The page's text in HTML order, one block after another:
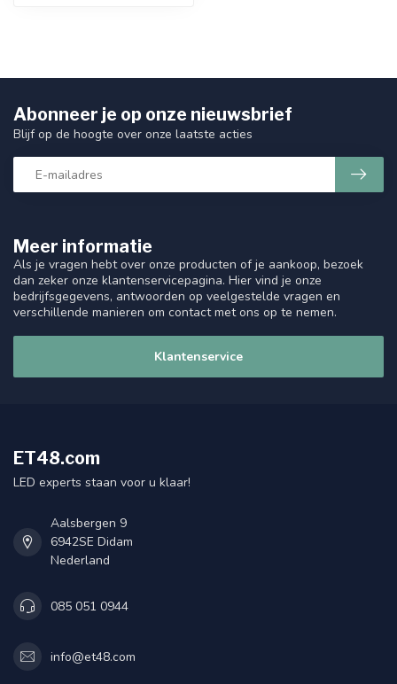
Meer informatie
Als je vragen hebt over onze producten of je aankoop, bezoek
dan zeker onze klantenservicepagina. Hier vind je onze
bedrijfsgegevens, antwoorden op veelgestelde vragen en
verschillende manieren om contact met ons op te nemen.
Klantenservice
Abonneer je op onze nieuwsbrief
Blijf op de hoogte over onze laatste acties
ET48.com
LED experts staan voor u klaar!
Aalsbergen 9
6942SE Didam
Nederland
085 051 0944
info@et48.com